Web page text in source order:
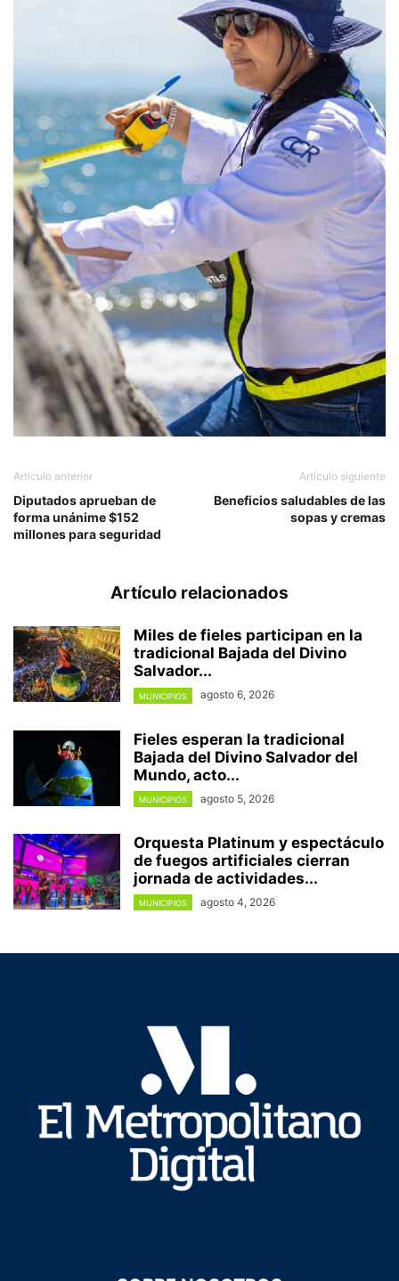
Artículo anterior
Diputados aprueban de
forma unánime $152
millones para seguridad
Artículo siguiente
Beneficios saludables de las
sopas y cremas
Artículo relacionados
Miles de fieles participan en la
tradicional Bajada del Divino
Salvador...
MUNICIPIOS agosto 6, 2026
Fieles esperan la tradicional
Bajada del Divino Salvador del
Mundo, acto...
MUNICIPIOS agosto 5, 2026
Orquesta Platinum y espectáculo
de fuegos artificiales cierran
jornada de actividades...
MUNICIPIOS agosto 4, 2026